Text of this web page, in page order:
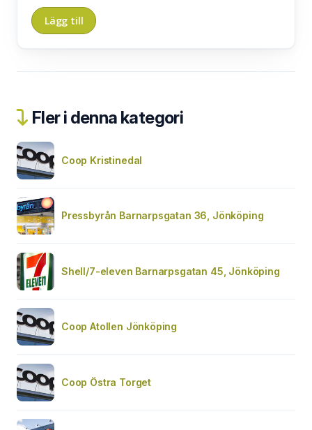
Fler i denna kategori
Coop Kristinedal
Pressbyrån Barnarpsgatan 36, Jönköping
Shell/7-eleven Barnarpsgatan 45, Jönköping
Coop Atollen Jönköping
Coop Östra Torget